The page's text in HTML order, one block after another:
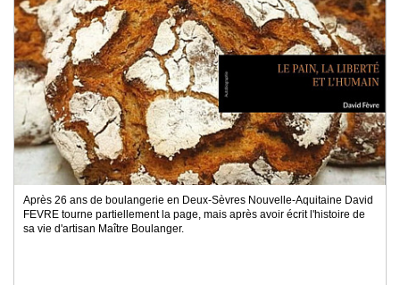
Après 26 ans de boulangerie en Deux-Sèvres Nouvelle-Aquitaine David
FEVRE tourne partiellement la page, mais après avoir écrit l'histoire de
sa vie d'artisan Maître Boulanger.